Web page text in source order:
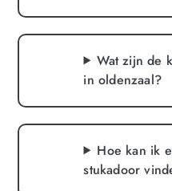
Wat zijn de
in oldenzaal?
Hoe kan ik
stukadoor